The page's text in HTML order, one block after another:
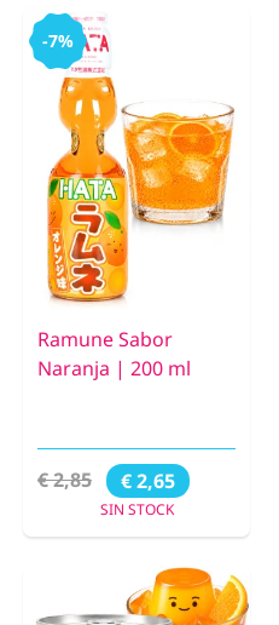
-7%
Ramune Sabor
Naranja | 200 ml
€ 2,85 € 2,65
SIN STOCK